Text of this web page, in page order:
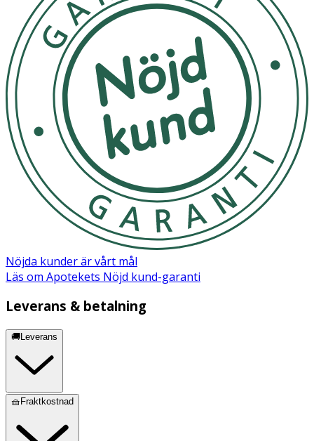
Ingredienser:
AQUA (WATER), CETEARYL ALCOHOL, ISOPROPYL
MYRISTATE, BEHENTRIMONIUM CHLORIDE, GLYCERIN,
BUTYROSPERMUM PARKII BUTTER, THEOBROMA
CACAO SEED BUTTER, AVENA SATIVA
FLOWER/LEAF/STEM EXTRACT, STEARAMIDOPROPYL
DIMETHYLAMINE, PHENOXYETHANOL,
POLYQUATERNIUM-10, ISOSTEARYL ISOSTEARATE,
ISOPROPYL ALCOHOL, POLYQUATERNIUM-37, PEG-100
STEARATE, GLYCERYL STEARATE, PARFUM (FRAGRANCE),
PROPYLENE GLYCOL DICAPRYLATE/DICAPRATE,
SALICYLIC ACID, HYDROXYETHYLCELLULOSE,
TETRASODIUM GLUTAMATE DIACETATE, CITRIC ACID,
PPG-1 TRIDECETH-6, ACRYLATES/STEARYL
METHACRYLATE COPOLYMER, SORBITAN OLEATE,
PENTYLENE GLYCOL, BUTYLENE GLYCOL, POLYSORBATE
60, DISODIUM PHOSPHATE, SODIUM PHOSPHATE,
HEXYL CINNAMAL, LINALOOL.
Nöjda kunder är vårt mål
Läs om Apotekets Nöjd kund-garanti
Leverans & betalning
🚚Leverans
🧺Fraktkostnad